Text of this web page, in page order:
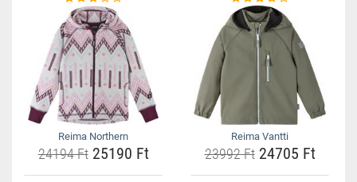
Reima Northern
24194 Ft25190 Ft
Reima Vantti
23992 Ft24705 Ft